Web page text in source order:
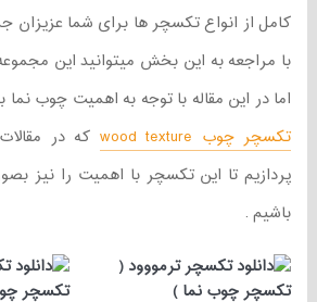
کامل از انواع تکسچر ها برای شما
با مراجعه به این بخش میتوانید این
اما در این مقاله با توجه به اهمیت چوب نما
تکسچر چوب wood texture
که در
پردازیم تا این تکسچر با اهمیت را نیز
باشیم .